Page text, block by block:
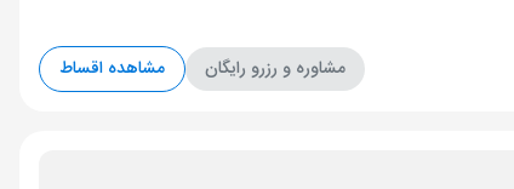
مشاوره و رزرو رایگان مشاهده اقساط